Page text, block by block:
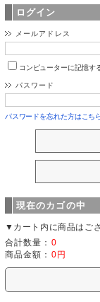
ログイン
メールアドレス
コンピューターに記憶す
パスワード
パスワードを忘れた方はこち
現在のカゴの中
▼カート内に商品はご
合計数量： 0
商品金額： 0円